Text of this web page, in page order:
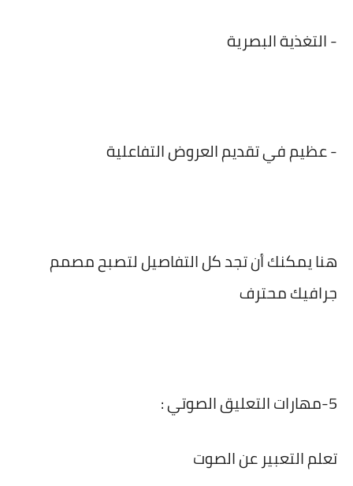
- التغذية البصرية
- عظيم في تقديم العروض التفاعلية
هنا يمكنك أن تجد كل التفاصيل لتصبح مصمم
جرافيك محترف
5-مهارات التعليق الصوتي :
تعلم التعبير عن الصوت